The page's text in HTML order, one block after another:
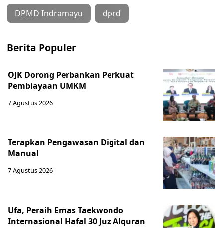
DPMD Indramayu dprd
Berita Populer
OJK Dorong Perbankan Perkuat
Pembiayaan UMKM
7 Agustus 2026
Terapkan Pengawasan Digital dan
Manual
7 Agustus 2026
Ufa, Peraih Emas Taekwondo
Internasional Hafal 30 Juz Alquran